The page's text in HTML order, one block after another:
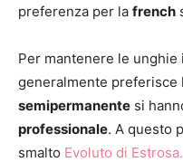
preferenza per la french
Per mantenere le
generalmente preferisce
semipermanente si
professionale. A questo
smalto Evoluto di Estrosa.